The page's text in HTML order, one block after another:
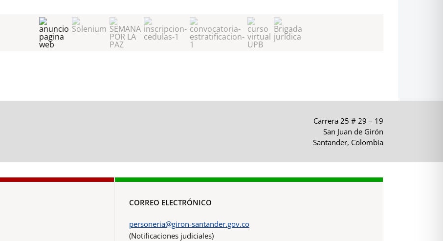
Carrera 25 # 29 – 19
San Juan de Girón
Santander, Colombia
CORREO ELECTRÓNICO
personeria@giron-santander.gov.co
(Notificaciones judiciales)